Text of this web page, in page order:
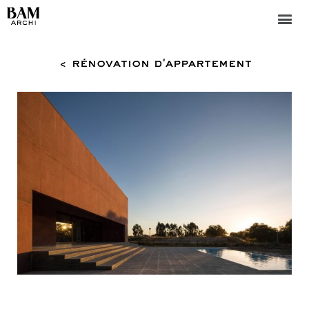
< rénovation d'appartement